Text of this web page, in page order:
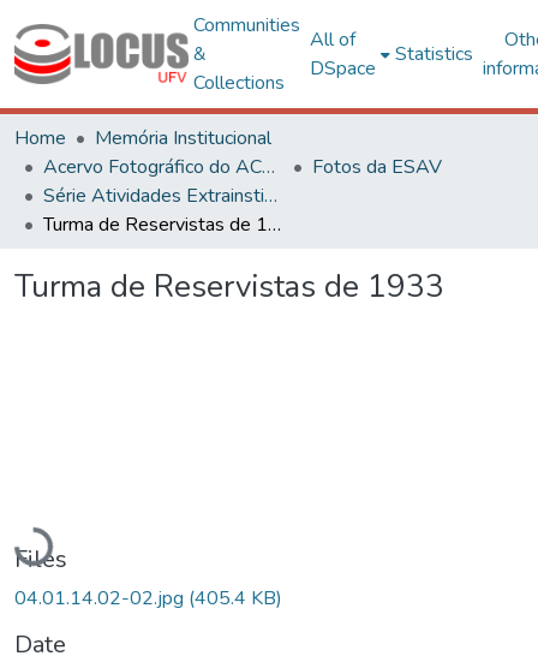
Communities
&
Collections
All of
DSpace
Statistics
Home
Memória Institucional
Acervo Fotográfico do ACH-UFV
Fotos da ESAV
Série Atividades Extrainstitucionais
Turma de Reservistas de 1933
Turma de Reservistas de 1933
Loading...
Files
04.01.14.02-02.jpg (405.4 KB)
Date